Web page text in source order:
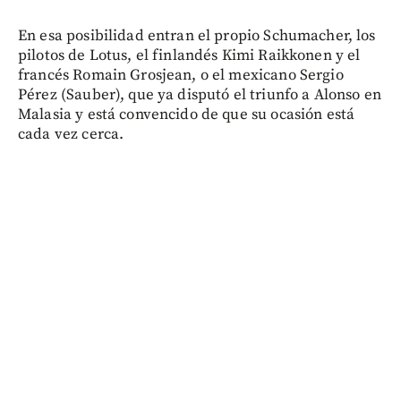
En esa posibilidad entran el propio Schumacher, los
pilotos de Lotus, el finlandés Kimi Raikkonen y el
francés Romain Grosjean, o el mexicano Sergio
Pérez (Sauber), que ya disputó el triunfo a Alonso en
Malasia y está convencido de que su ocasión está
cada vez cerca.